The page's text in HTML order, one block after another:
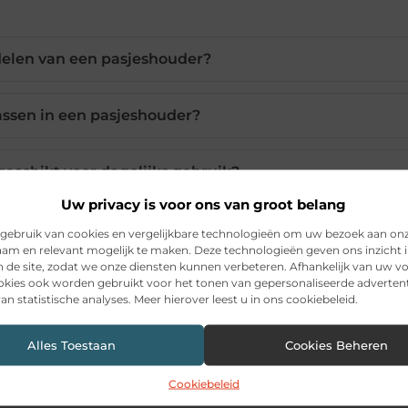
Uw privacy is voor ons van groot belang
van cookies en vergelijkbare technologieën om uw bezoek aan
en relevant mogelijk te maken. Deze technologieën geven ons inzicht
de site, zodat we onze diensten kunnen verbeteren. Afhankelijk van uw
ook worden gebruikt voor het tonen van gepersonaliseerde
statistische analyses. Meer hierover leest u in ons cookiebeleid.
Alles Toestaan Cookies Beheren
Cookiebeleid
van een pasjeshouder?
in een pasjeshouder?
voor dagelijks gebruik?
van een traditionele portemonnee?
pasjeshouder geschikt?
Pinterest LinkedIn